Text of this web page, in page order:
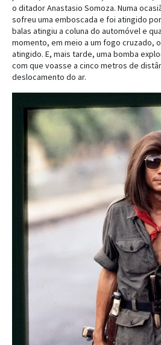
o ditador Anastasio Somoza. Numa
sofreu uma emboscada e foi atingido
balas atingiu a coluna do automóvel e
momento, em meio a um fogo cruzado,
atingido. E, mais tarde, uma bomba
com que voasse a cinco metros de
deslocamento do ar.